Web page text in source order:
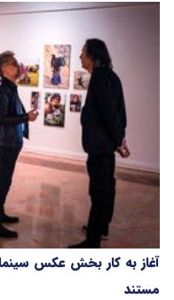
آغاز به کار بخش عکس
مستند